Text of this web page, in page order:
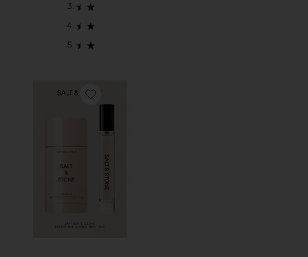
Favorite SAFFRON & CEDAR DEODORANT + MINI